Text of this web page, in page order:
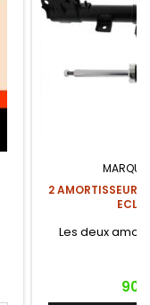
2
Les deux
Prix
90